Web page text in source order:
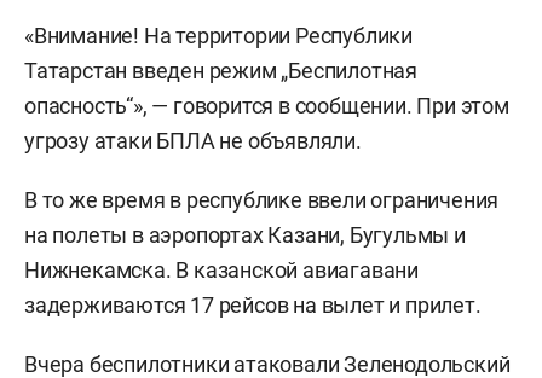
«Внимание! На территории Республики
Татарстан введен режим „Беспилотная
опасность“», — говорится в сообщении. При этом
угрозу атаки БПЛА не объявляли.
В то же время в республике ввели ограничения
на полеты в аэропортах Казани, Бугульмы и
Нижнекамска. В казанской авиагавани
задерживаются 17 рейсов на вылет и прилет.
Вчера беспилотники атаковалиЗеленодольский